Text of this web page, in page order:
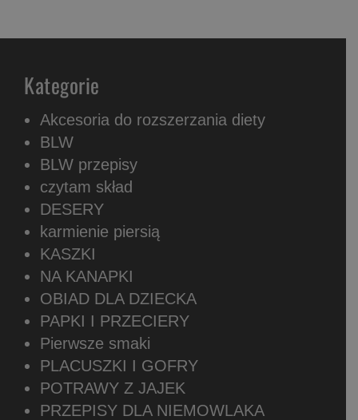
Kategorie
Akcesoria do rozszerzania diety
BLW
BLW przepisy
czytam skład
DESERY
karmienie piersią
KASZKI
NA KANAPKI
OBIAD DLA DZIECKA
PAPKI I PRZECIERY
Pierwsze smaki
PLACUSZKI I GOFRY
POTRAWY Z JAJEK
PRZEPISY DLA NIEMOWLAKA